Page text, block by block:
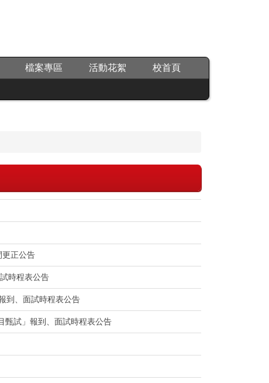
檔案專區 活動花絮 校首頁
更正公告
時程表公告
到、面試時程表公告
甄試」報到、面試時程表公告